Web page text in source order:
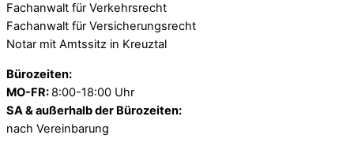
Fachanwalt für Verkehrsrecht
Fachanwalt für Versicherungsrecht
Notar mit Amtssitz in Kreuztal
Bürozeiten:
MO-FR: 8:00-18:00 Uhr
SA & außerhalb der Bürozeiten:
nach Vereinbarung